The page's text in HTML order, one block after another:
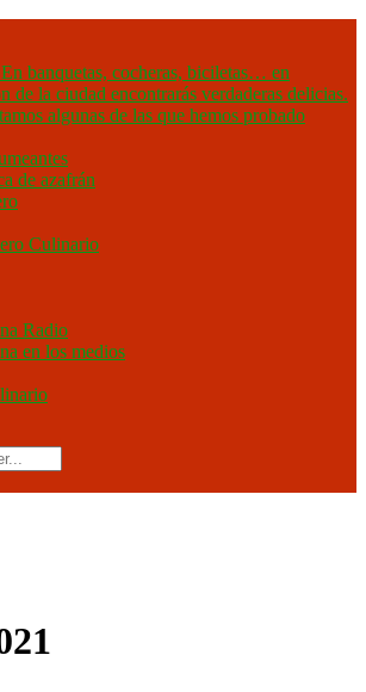
En banquetas, cocheras, biciletas… en
de la ciudad encontrarás verdaderas delicias.
algunas de las que hemos probado
de azafrán
Culinario
Radio
en los medios